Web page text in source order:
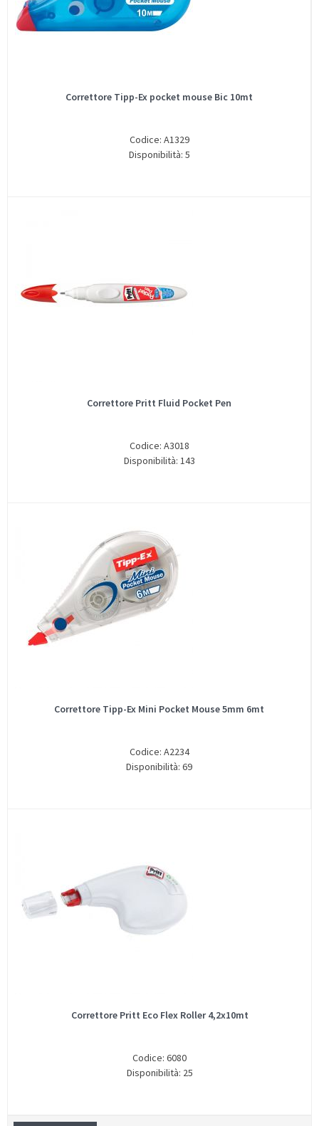
Correttore Tipp-Ex pocket mouse Bic 10mt
Codice: A1329
Disponibilità: 5
Correttore Pritt Fluid Pocket Pen
Codice: A3018
Disponibilità: 143
Correttore Tipp-Ex Mini Pocket Mouse 5mm 6mt
Codice: A2234
Disponibilità: 69
Correttore Pritt Eco Flex Roller 4,2x10mt
Codice: 6080
Disponibilità: 25